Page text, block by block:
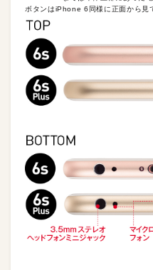
ボタンはiPhone 6同様に正面から見